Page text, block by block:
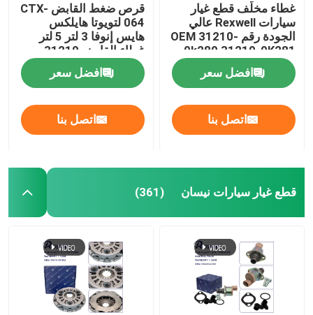
غطاء مخلّف قطع غيار
سيارات Rexwell عالي
الجودة رقم OEM 31210-
0k280 31210-0K281
لسيارات Toyota Hilux
Fortuner Hiace
افضل سعر
اتصل بنا
قرص ضغط القابض CTX-
064 لتويوتا هايلكس
هايس إنوفا 3 لتر 5 لتر
35120
افضل سعر
اتصل بنا
قطع غيار سيارات نيسان (361)